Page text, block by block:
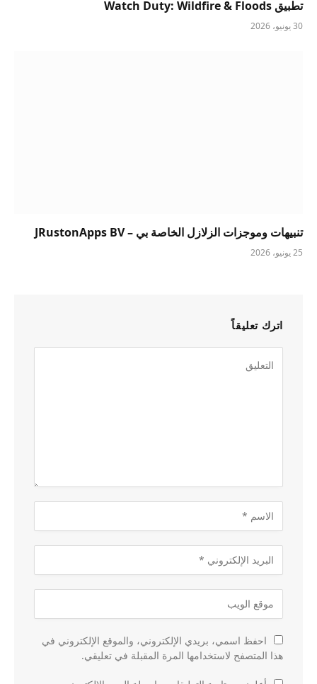
تطبيق Watch Duty: Wildfire & Floods
30 يونيو، 2026
تنبيهات وموجزات الزلازل الخاصة بي – JRustonApps BV
25 يونيو، 2026
اترك تعليقاً
احفظ اسمي، بريدي الإلكتروني، والموقع الإلكتروني في
هذا المتصفح لاستخدامها المرة المقبلة في تعليقي.